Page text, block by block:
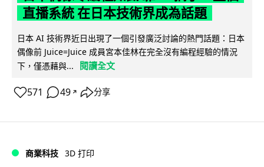
直播系統 在日本技術界成為話題
日本 AI 技術界近日出現了一個引發廣泛討論的熱門話題：日本
偶像前 Juice=Juice 成員宮本佳林在完全沒有編程經驗的情況
下，僅憑藉與...
閱讀全文
571 49 ↗ 分享
商業科技 3D 打印